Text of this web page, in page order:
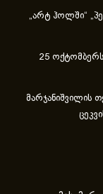
„არტ ჰოლში“
25 ოქტომბერს
მარჯანიშვილის